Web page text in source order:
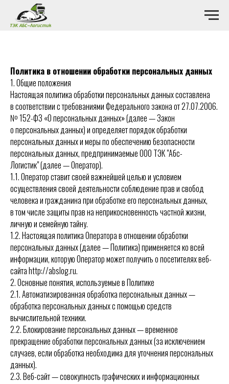
Политика в отношении обработки персональных данных
1. Общие положения
Настоящая политика обработки персональных данных составлена
в соответствии с требованиями Федерального закона от 27.07.2006.
№ 152-ФЗ «О персональных данных» (далее — Закон
о персональных данных) и определяет порядок обработки
персональных данных и меры по обеспечению безопасности
персональных данных, предпринимаемые ООО ТЭК "Абс-
Логистик" (далее — Оператор).
1.1. Оператор ставит своей важнейшей целью и условием
осуществления своей деятельности соблюдение прав и свобод
человека и гражданина при обработке его персональных данных,
в том числе защиты прав на неприкосновенность частной жизни,
личную и семейную тайну.
1.2. Настоящая политика Оператора в отношении обработки
персональных данных (далее — Политика) применяется ко всей
информации, которую Оператор может получить о посетителях веб-
сайта http://abslog.ru.
2. Основные понятия, используемые в Политике
2.1. Автоматизированная обработка персональных данных —
обработка персональных данных с помощью средств
вычислительной техники.
2.2. Блокирование персональных данных — временное
прекращение обработки персональных данных (за исключением
случаев, если обработка необходима для уточнения персональных
данных).
2.3. Веб-сайт — совокупность графических и информационных